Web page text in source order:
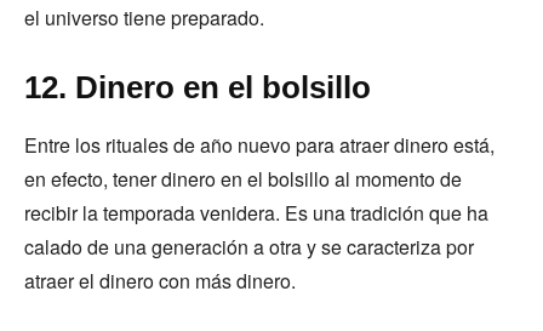
el universo tiene preparado.
12. Dinero en el bolsillo
Entre los rituales de año nuevo para atraer dinero está,
en efecto, tener dinero en el bolsillo al momento de
recibir la temporada venidera. Es una tradición que ha
calado de una generación a otra y se caracteriza por
atraer el dinero con más dinero.